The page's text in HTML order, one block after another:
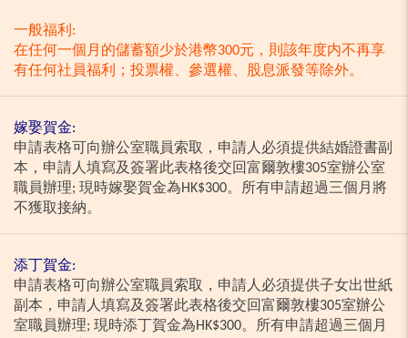
一般福利:
在任何一個月的儲蓄額少於港幣300元，則該年度内不再享
有任何社員福利；投票權、參選權、股息派發等除外。
嫁娶賀金:
申請表格可向辦公室職員索取，申請人必須提供結婚證書副
本，申請人填寫及簽署此表格後交回富爾敦樓305室辦公室
職員辦理; 現時嫁娶賀金為HK$300。所有申請超過三個月將
不獲取接納。
添丁賀金:
申請表格可向辦公室職員索取，申請人必須提供子女出世紙
副本，申請人填寫及簽署此表格後交回富爾敦樓305室辦公
室職員辦理; 現時添丁賀金為HK$300。所有申請超過三個月